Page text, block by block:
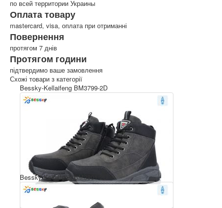
по всей территории Украины
Оплата товару
mastercard, visa, оплата при отриманні
Повернення
протягом 7 днів
Протягом години
підтвердимо ваше замовлення
Схожі товари з категорії
Bessky-Kellaifeng BM3799-2D
Bessky-Kellaifeng BM3801-2D